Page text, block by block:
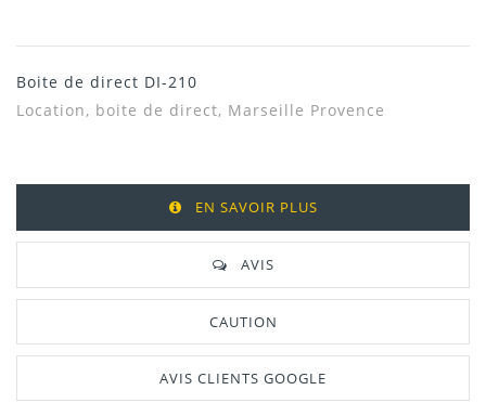
Boite de direct DI-210
Location, boite de direct, Marseille Provence
EN SAVOIR PLUS
AVIS
CAUTION
AVIS CLIENTS GOOGLE